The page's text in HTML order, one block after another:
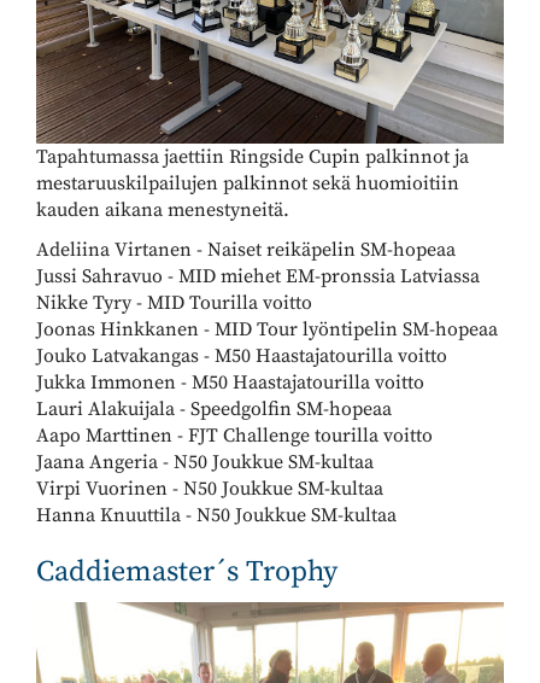
Tapahtumassa jaettiin Ringside Cupin palkinnot ja
mestaruuskilpailujen palkinnot sekä huomioitiin
kauden aikana menestyneitä.
Adeliina Virtanen - Naiset reikäpelin SM-hopeaa
Jussi Sahravuo - MID miehet EM-pronssia Latviassa
Nikke Tyry - MID Tourilla voitto
Joonas Hinkkanen - MID Tour lyöntipelin SM-hopeaa
Jouko Latvakangas - M50 Haastajatourilla voitto
Jukka Immonen - M50 Haastajatourilla voitto
Lauri Alakuijala - Speedgolfin SM-hopeaa
Aapo Marttinen - FJT Challenge tourilla voitto
Jaana Angeria - N50 Joukkue SM-kultaa
Virpi Vuorinen - N50 Joukkue SM-kultaa
Hanna Knuuttila - N50 Joukkue SM-kultaa
Caddiemaster´s Trophy